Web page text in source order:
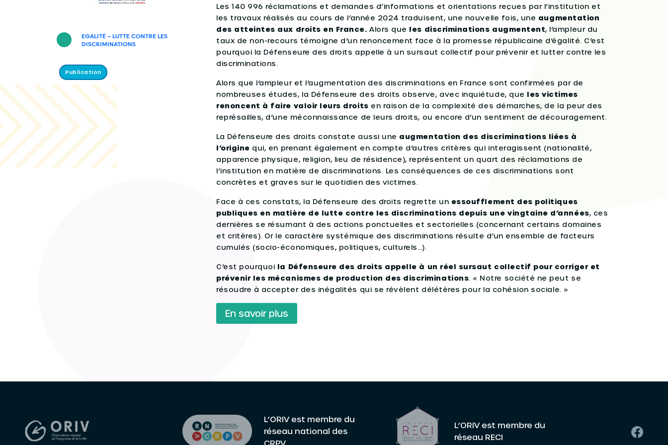
EGALITÉ – LUTTE CONTRE LES
DISCRIMINATIONS
Publication
Les 140 996 réclamations et demandes d’informations et orientations reçues par l’institution et
les travaux réalisés au cours de l’année 2024 traduisent, une nouvelle fois, une augmentation
des atteintes aux droits en France. Alors que les discriminations augmentent, l’ampleur du
taux de non-recours témoigne d’un renoncement face à la promesse républicaine d’égalité. C’est
pourquoi la Défenseure des droits appelle à un sursaut collectif pour prévenir et lutter contre les
discriminations.
Alors que l’ampleur et l’augmentation des discriminations en France sont confirmées par de
nombreuses études, la Défenseure des droits observe, avec inquiétude, que les victimes
renoncent à faire valoir leurs droits en raison de la complexité des démarches, de la peur des
représailles, d’une méconnaissance de leurs droits, ou encore d’un sentiment de découragement.
La Défenseure des droits constate aussi une augmentation des discriminations liées à
l’origine qui, en prenant également en compte d’autres critères qui interagissent (nationalité,
apparence physique, religion, lieu de résidence), représentent un quart des réclamations de
l’institution en matière de discriminations. Les conséquences de ces discriminations sont
concrètes et graves sur le quotidien des victimes.
Face à ces constats, la Défenseure des droits regrette un essoufflement des politiques
publiques en matière de lutte contre les discriminations depuis une vingtaine d’années, ces
dernières se résumant à des actions ponctuelles et sectorielles (concernant certains domaines
et critères). Or le caractère systémique des discriminations résulte d’un ensemble de facteurs
cumulés (socio-économiques, politiques, culturels…).
C’est pourquoi la Défenseure des droits appelle à un réel sursaut collectif pour corriger et
prévenir les mécanismes de production des discriminations. « Notre société ne peut se
résoudre à accepter des inégalités qui se révèlent délétères pour la cohésion sociale. »
En savoir plus
L’ORIV est membre du
réseau national des
CRPV
L’ORIV est membre du
réseau RECI